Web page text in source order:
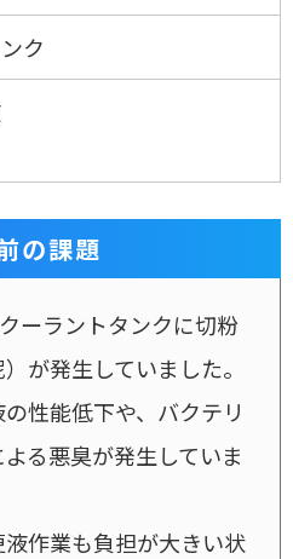
ク
の課題
ーラントタンクに切粉
が発生していました。
性能低下や、バクテリ
る悪臭が発生していま
作業も負担が大きい状